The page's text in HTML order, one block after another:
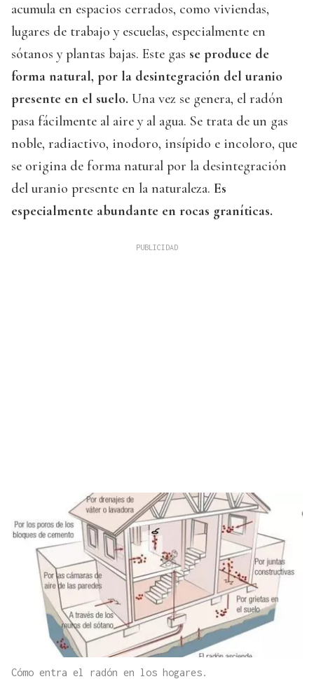
acumula en espacios cerrados, como viviendas,
lugares de trabajo y escuelas, especialmente en
sótanos y plantas bajas. Este gas se produce de
forma natural, por la desintegración del uranio
presente en el suelo. Una vez se genera, el radón
pasa fácilmente al aire y al agua. Se trata de un gas
noble, radiactivo, inodoro, insípido e incoloro, que
se origina de forma natural por la desintegración
del uranio presente en la naturaleza. Es
especialmente abundante en rocas graníticas.
Cómo entra el radón en los hogares.